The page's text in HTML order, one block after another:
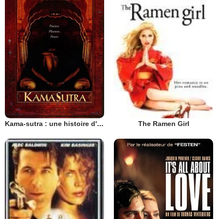
Kama-sutra : une histoire d'amour The Ramen Girl